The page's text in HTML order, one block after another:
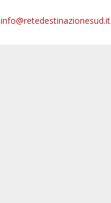
info@retedestinazionesud.it